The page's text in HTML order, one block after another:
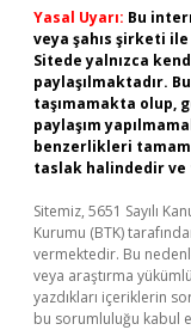
Yasal Uyarı: Bu
veya şahıs şirketi
Sitede yalnızca
paylaşılmaktadır.
taşımamakta olup,
paylaşım
benzerlikleri
taslak halindedir ve
Sitemiz, 5651 Sayılı
Kurumu (BTK)
vermektedir. Bu
veya araştırma
yazdıkları içeriklerin
bu sorumluluğu kabul